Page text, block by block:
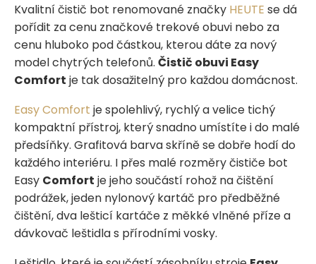
Kvalitní čistič bot renomované značky HEUTE se dá
pořídit za cenu značkové trekové obuvi nebo za
cenu hluboko pod částkou, kterou dáte za nový
model chytrých telefonů. Čistič obuvi Easy
Comfort je tak dosažitelný pro každou domácnost.
Easy Comfort je spolehlivý, rychlý a velice tichý
kompaktní přístroj, který snadno umístíte i do malé
předsíňky. Grafitová barva skříně se dobře hodí do
každého interiéru. I přes malé rozměry čističe bot
Easy Comfort je jeho součástí rohož na čištění
podrážek, jeden nylonový kartáč pro předběžné
čištění, dva lešticí kartáče z měkké vlněné příze a
dávkovač leštidla s přírodními vosky.